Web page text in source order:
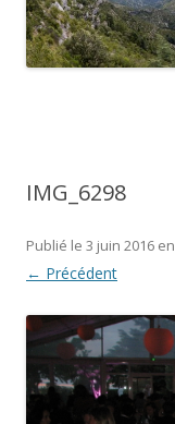
IMG_6298
Publié le 3 juin 2016 en
← Précédent